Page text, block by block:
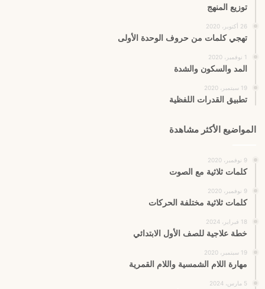
توزيع المنهج
26 أكتوبر، 2020
تهجي كلمات من حروف الوحدة الأولى
1 نوفمبر، 2020
المد والسكون والشدة
19 سبتمبر، 2020
تطبيق القدرات اللفظية
المواضيع الأكثر مشاهدة
9 نوفمبر، 2020
كلمات ثلاثية مع الصوت
9 نوفمبر، 2020
كلمات ثلاثية مختلفة الحركات
18 فبراير، 2024
خطة علاجية للصف الأول الابتدائي
19 سبتمبر، 2020
مهارة اللام الشمسية واللام القمرية
5 مارس، 2024